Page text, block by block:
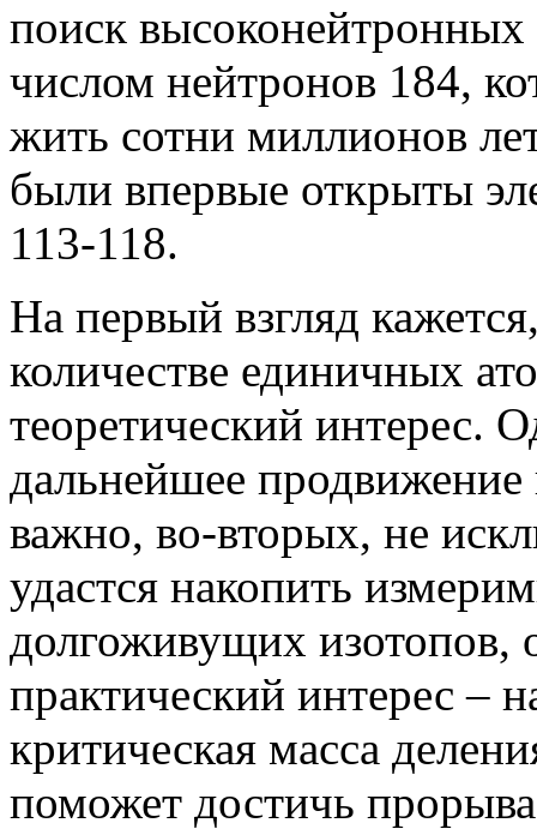
поиск высоконейтронных
числом нейтронов 184,
жить сотни миллионов
были впервые открыты
113-118.
На первый взгляд
количестве единичных
теоретический интерес.
дальнейшее продвижение
важно, во-вторых, не
удастся накопить
долгоживущих изотопов,
практический интерес –
критическая масса
поможет достичь